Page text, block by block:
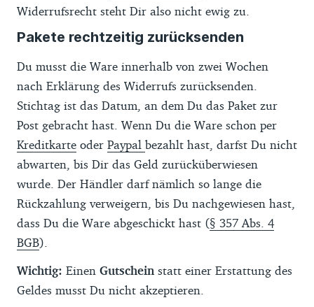
Widerrufsrecht steht Dir also nicht ewig zu.
Pakete rechtzeitig zurücksenden
Du musst die Ware innerhalb von zwei Wochen
nach Erklärung des Widerrufs zurücksenden.
Stichtag ist das Datum, an dem Du das Paket zur
Post gebracht hast. Wenn Du die Ware schon per
Kreditkarte oder Paypal bezahlt hast, darfst Du nicht
abwarten, bis Dir das Geld zurücküberwiesen
wurde. Der Händler darf nämlich so lange die
Rückzahlung verweigern, bis Du nachgewiesen hast,
dass Du die Ware abgeschickt hast (§ 357 Abs. 4
BGB).
Wichtig: Einen Gutschein statt einer Erstattung des
Geldes musst Du nicht akzeptieren.